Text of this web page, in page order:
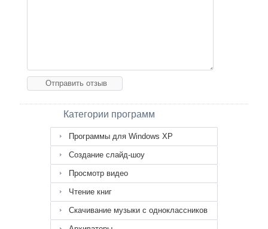
Категории программ
Программы для Windows XP
Создание слайд-шоу
Просмотр видео
Чтение книг
Скачивание музыки с одноклассников